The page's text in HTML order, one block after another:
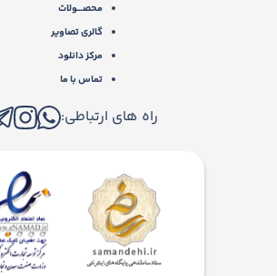
محصـــولات
گالری تصاویر
مرکز دانلود
تماس با ما
راه های ارتباطی: